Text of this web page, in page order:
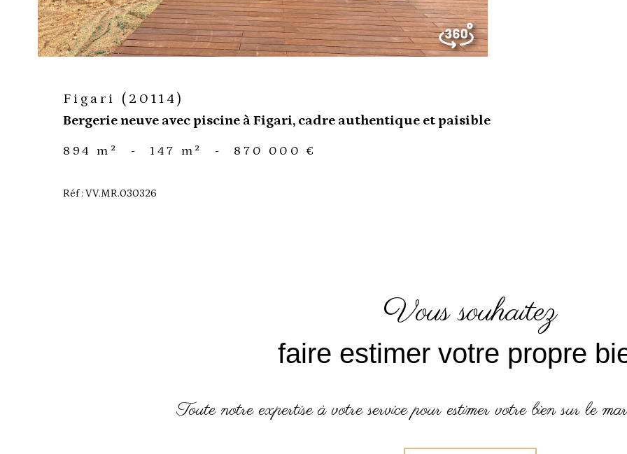
Figari (20114)
Bergerie neuve avec piscine à Figari, cadre authentique et paisible
894 m² - 147 m² - 870 000 €
Réf : VV.MR.030326
vous souhaitez
faire estimer votre propre
Toute notre expertise à votre service pour estimer votre bien sur le